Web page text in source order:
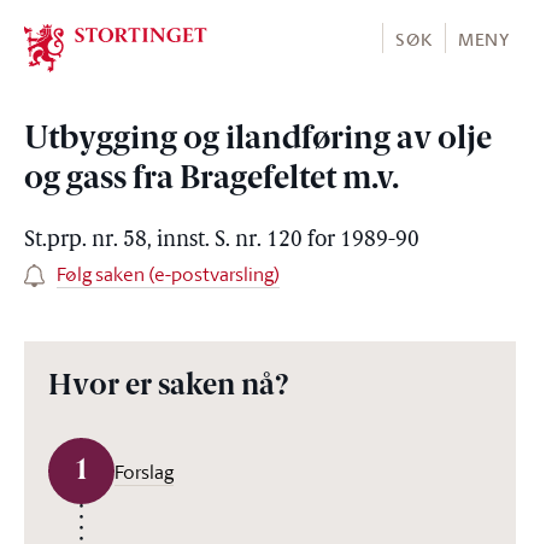
Stortinget.no
SØK MENY
Utbygging og ilandføring av olje
og gass fra Bragefeltet m.v.
St.prp. nr. 58, innst. S. nr. 120 for 1989-90
Følg saken (e-postvarsling)
Hvor er saken nå?
1 Forslag